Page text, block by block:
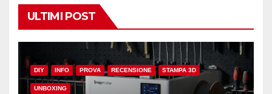
ULTIMI POST
DIY INFO PROVA RECENSIONE STAMPA 3D
UNBOXING